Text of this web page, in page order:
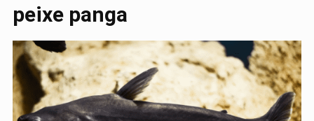
peixe panga